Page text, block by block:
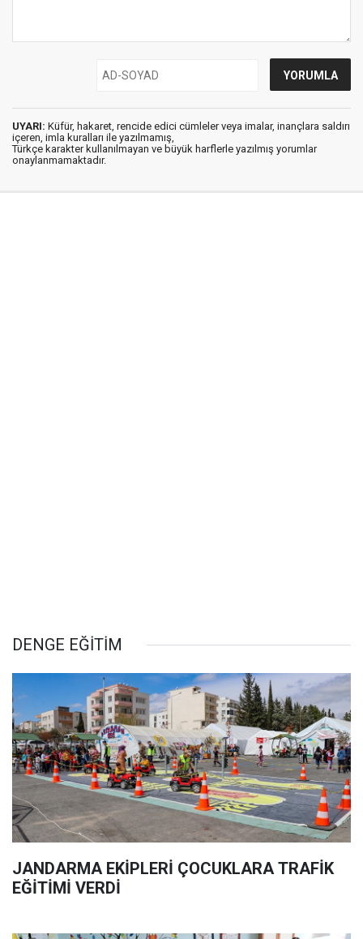
UYARI: Küfür, hakaret, rencide edici cümleler veya imalar, inançlara saldırı
içeren, imla kuralları ile yazılmamış,
Türkçe karakter kullanılmayan ve büyük harflerle yazılmış yorumlar
onaylanmamaktadır.
DENGE EĞİTİM
JANDARMA EKİPLERİ ÇOCUKLARA TRAFİK
EĞİTİMİ VERDİ